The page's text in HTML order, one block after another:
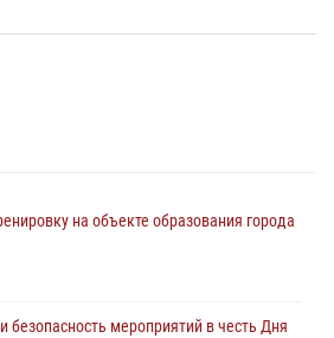
на объекте образования города
безопасность мероприятий в честь Дня